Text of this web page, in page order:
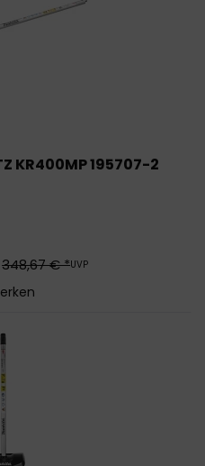
KR400MP 195707-2
348,67 € *UVP